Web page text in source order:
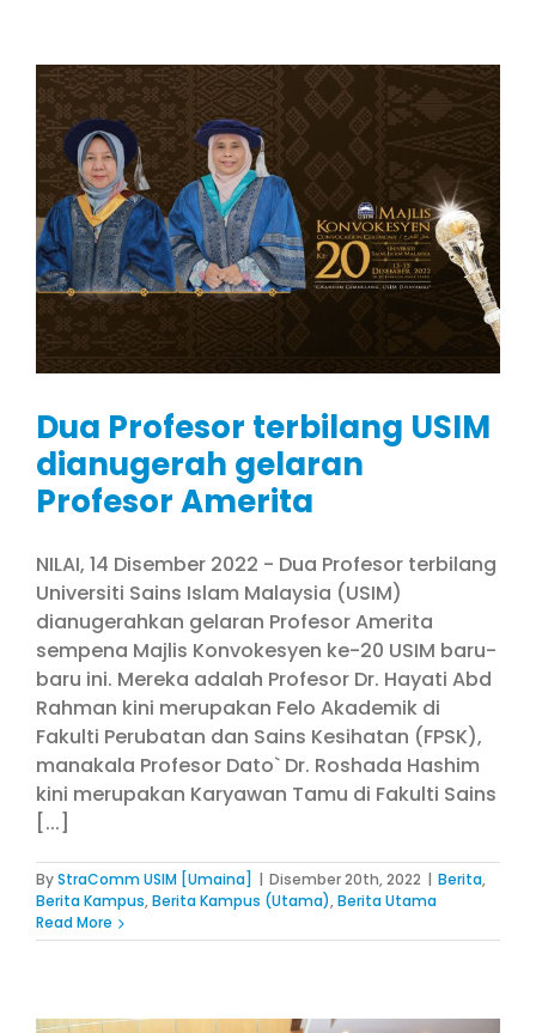
Dua Profesor terbilang USIM
dianugerah gelaran
Profesor Amerita
NILAI, 14 Disember 2022 - Dua Profesor terbilang
Universiti Sains Islam Malaysia (USIM)
dianugerahkan gelaran Profesor Amerita
sempena Majlis Konvokesyen ke-20 USIM baru-
baru ini. Mereka adalah Profesor Dr. Hayati Abd
Rahman kini merupakan Felo Akademik di
Fakulti Perubatan dan Sains Kesihatan (FPSK),
manakala Profesor Dato` Dr. Roshada Hashim
kini merupakan Karyawan Tamu di Fakulti Sains
[...]
ByStraComm USIM [Umaina] | Disember 20th, 2022 | Berita,
Berita Kampus,Berita Kampus (Utama),Berita Utama
Read More